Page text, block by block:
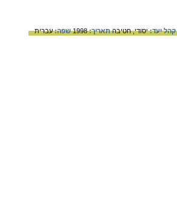
קהל יעד:יסודי,חטיבהתאריך:1998 שפה:עברית